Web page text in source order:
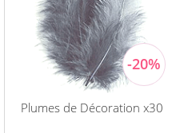
Plumes de Décoration x30